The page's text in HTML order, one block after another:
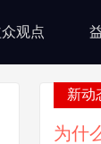
观点
新动
为什